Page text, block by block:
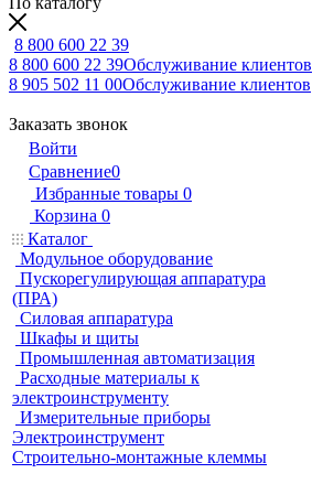
8 800 600 22 39
8 800 600 22 39Обслуживание клиентов
8 905 502 11 00Обслуживание клиентов
Заказать звонок
Войти
Сравнение0
Избранные товары 0
Корзина 0
Каталог
Модульное оборудование
Пускорегулирующая аппаратура
(ПРА)
Силовая аппаратура
Шкафы и щиты
Промышленная автоматизация
Расходные материалы к
электроинструменту
Измерительные приборы
Электроинструмент
Строительно-монтажные клеммы